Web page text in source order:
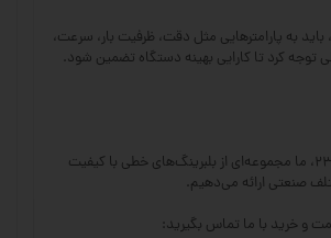
به پارامترهایی مثل دقت، ظرفیت بار، سرعت،
کرد تا کارایی بهینه دستگاه تضمین شود.
در فروشگاه سی ان سی ۲۳، ما مجموعه‌ای از بلبرینگ‌های خطی با کیفیت
صنعتی ارائه می‌دهیم.
و خرید با ما تماس بگیرید: